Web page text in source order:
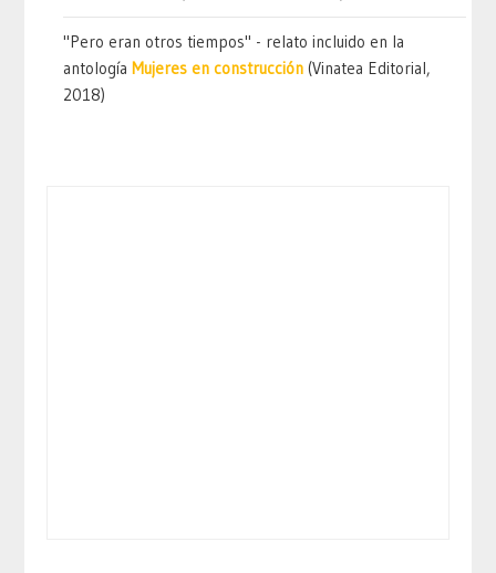
"Pero eran otros tiempos" - relato incluido en la
antologíaMujeres en construcción (Vinatea Editorial,
2018)